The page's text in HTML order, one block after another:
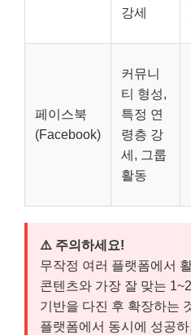
강세
페이스북
(Facebook)
커뮤니
티 형성,
특정 연
령층 강
세, 그룹
활동
⚠️ 주의하세요!
무작정 여러 플랫폼에서
콘텐츠와 가장 잘 맞는
기반을 다진 후 확장하는
플랫폼에서 동시에 성공